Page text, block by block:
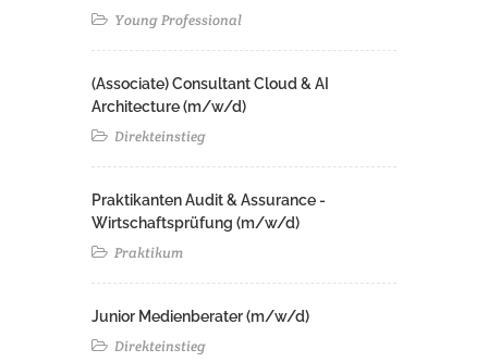
Young Professional
(Associate) Consultant Cloud & AI
Architecture (m/w/d)​ ​
Direkteinstieg
Praktikanten Audit & Assurance -
Wirtschaftsprüfung (m/w/d)
Praktikum
Junior Medienberater (m/w/d)
Direkteinstieg